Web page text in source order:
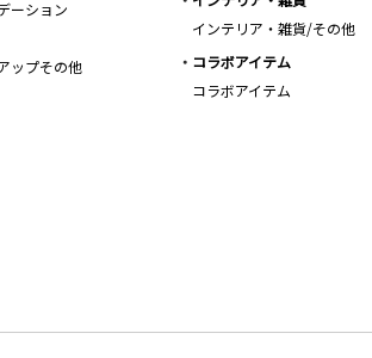
ーション
ップその他
インテリア・雑貨/その他
コラボアイテム
コラボアイテム